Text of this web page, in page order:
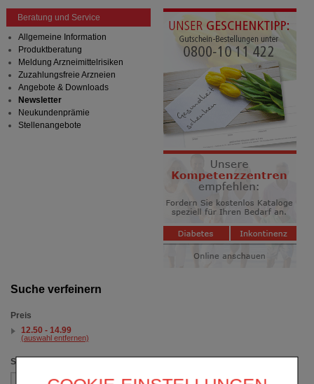
Suche verfeinern
Preis
12.50 - 14.99
(auswahl entfernen)
Sortieren nach
Beratung und Service
Allgemeine Information
Produktberatung
Meldung Arzneimittelrisiken
Zuzahlungsfreie Arzneien
Angebote & Downloads
Newsletter
Neukundenprämie
Stellenangebote